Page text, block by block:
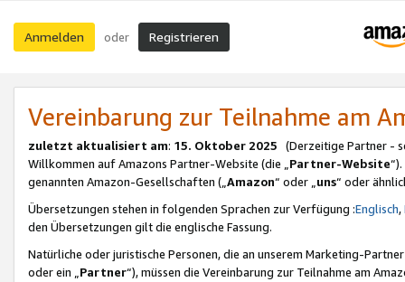
Anmelden oder Registrieren
Vereinbarung zur Teilnahme am
zuletzt aktualisiert am: 15. Oktober 2025 (Derzeitige Partner -
Willkommen auf Amazons Partner-Website (die „Partner-Website
genannten Amazon-Gesellschaften („Amazon“ oder „uns“ oder
Übersetzungen stehen in folgenden Sprachen zur Verfügung :Englisch,
den Übersetzungen gilt die englische Fassung.
Natürliche oder juristische Personen, die an unserem Marketing-
oder ein „Partner“), müssen die Vereinbarung zur Teilnahme am